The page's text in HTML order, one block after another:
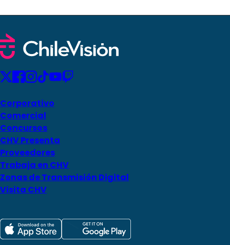
Corporativo
Comercial
Concursos
CHV Presenta
Proveedores
Trabaja en CHV
Zonas de Transmisión Digital
Visita CHV